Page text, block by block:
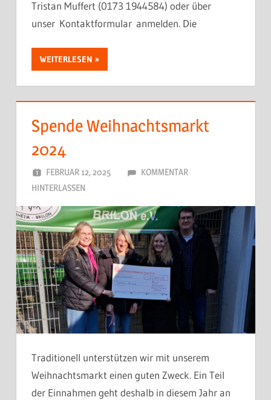
Tristan Muffert (0173 1944584) oder über
unser Kontaktformular anmelden. Die
WEITERLESEN
Spende Weihnachtsmarkt
2024
FEBRUAR 12, 2025 DORFJUGEND
KOMMENTAR
HINTERLASSEN
Traditionell unterstützen wir mit unserem
Weihnachtsmarkt einen guten Zweck. Ein Teil
der Einnahmen geht deshalb in diesem Jahr an